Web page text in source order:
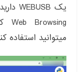
میتوانید استفاده